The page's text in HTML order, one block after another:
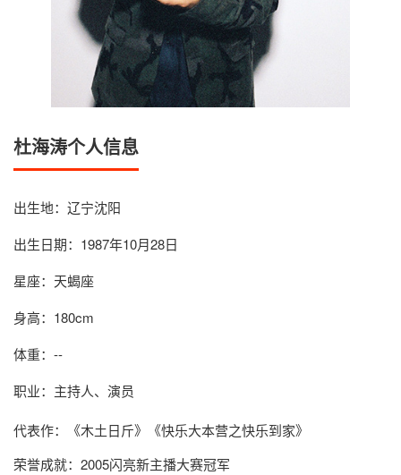
杜海涛个人信息
出生地：辽宁沈阳
出生日期：1987年10月28日
星座：天蝎座
身高：180cm
体重：--
职业：主持人、演员
代表作：《木土日斤》《快乐大本营之快乐到家》
荣誉成就：2005闪亮新主播大赛冠军